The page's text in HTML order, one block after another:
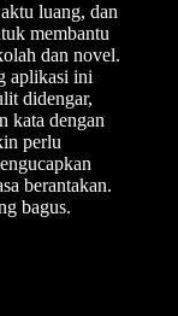
luang, dan
membantu
dan novel.
aplikasi ini
didengar,
kata dengan
perlu
berantakan.
bagus.